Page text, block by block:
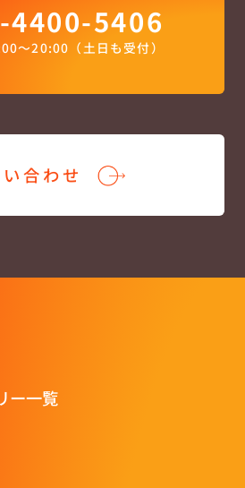
4400-5406
〜20:00（土日も受付）
合わせ
ー一覧